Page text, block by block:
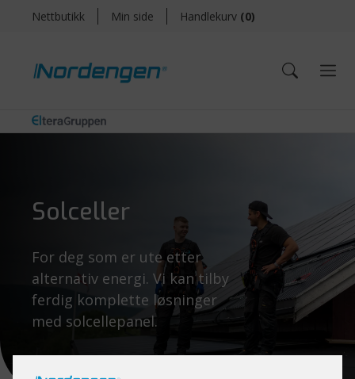
Nettbutikk Min side Handlekurv (0)
Solceller
For deg som er ute etter
alternativ energi. Vi kan tilby
ferdig komplette løsninger
med solcellepanel.